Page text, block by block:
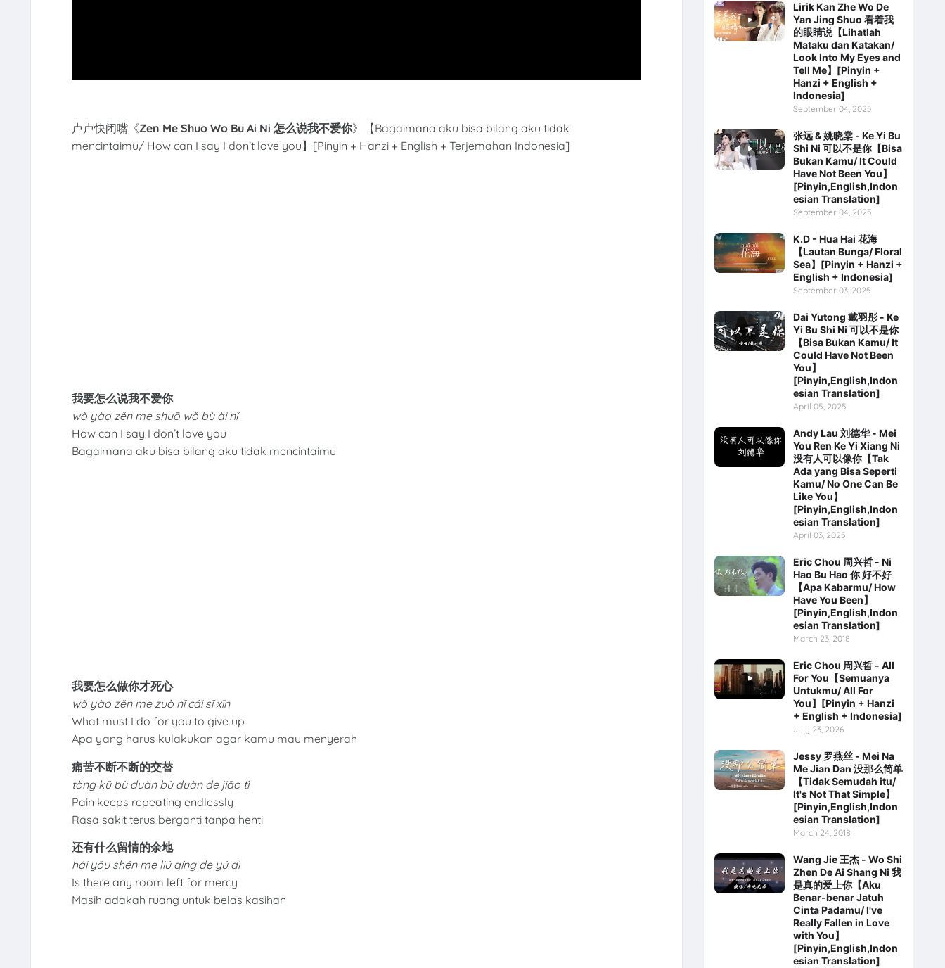
卢卢快闭嘴《Zen Me Shuo Wo Bu Ai Ni 怎么说我不爱你》【Bagaimana aku bisa bilang aku tidak
mencintaimu/ How can I say I don’t love you】[Pinyin + Hanzi + English + Terjemahan Indonesia]
我要怎么说我不爱你
wǒ yào zěn me shuō wǒ bù ài nǐ
How can I say I don’t love you
Bagaimana aku bisa bilang aku tidak mencintaimu
我要怎么做你才死心
wǒ yào zěn me zuò nǐ cái sǐ xīn
What must I do for you to give up
Apa yang harus kulakukan agar kamu mau menyerah
痛苦不断不断的交替
tòng kǔ bù duàn bù duàn de jiāo tì
Pain keeps repeating endlessly
Rasa sakit terus berganti tanpa henti
还有什么留情的余地
hái yǒu shén me liú qíng de yú dì
Is there any room left for mercy
Masih adakah ruang untuk belas kasihan
Lirik Kan Zhe Wo De
Yan Jing Shuo 看着我
的眼睛说【Lihatlah
Mataku dan Katakan/
Look Into My Eyes and
Tell Me】[Pinyin +
Hanzi + English +
Indonesia]
September 04, 2025
张远 & 姚晓棠 - Ke Yi Bu
Shi Ni 可以不是你【Bisa
Bukan Kamu/ It Could
Have Not Been You】
[Pinyin,English,Indon
esian Translation]
September 04, 2025
K.D - Hua Hai 花海
【Lautan Bunga/ Floral
Sea】[Pinyin + Hanzi +
English + Indonesia]
September 03, 2025
Dai Yutong 戴羽彤 - Ke
Yi Bu Shi Ni 可以不是你
【Bisa Bukan Kamu/ It
Could Have Not Been
You】
[Pinyin,English,Indon
esian Translation]
April 05, 2025
Andy Lau 刘德华 - Mei
You Ren Ke Yi Xiang Ni
没有人可以像你【Tak
Ada yang Bisa Seperti
Kamu/ No One Can Be
Like You】
[Pinyin,English,Indon
esian Translation]
April 03, 2025
Eric Chou 周兴哲 - Ni
Hao Bu Hao 你 好不好
【Apa Kabarmu/ How
Have You Been】
[Pinyin,English,Indon
esian Translation]
March 23, 2018
Eric Chou 周兴哲 - All
For You【Semuanya
Untukmu/ All For
You】[Pinyin + Hanzi
+ English + Indonesia]
July 23, 2026
Jessy 罗燕丝 - Mei Na
Me Jian Dan 没那么简单
【Tidak Semudah itu/
It's Not That Simple】
[Pinyin,English,Indon
esian Translation]
March 24, 2018
Wang Jie 王杰 - Wo Shi
Zhen De Ai Shang Ni 我
是真的爱上你【Aku
Benar-benar Jatuh
Cinta Padamu/ I've
Really Fallen in Love
with You】
[Pinyin,English,Indon
esian Translation]